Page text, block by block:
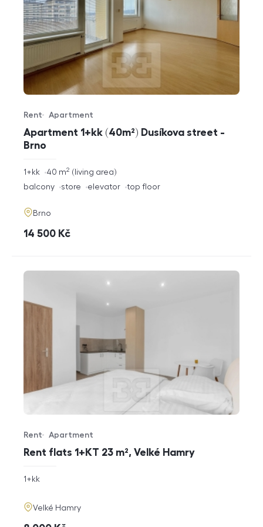
Apartment 1+kk (40m²) Dusíkova street -
Brno
Offer type
Rent
Property type
Apartment
rozměry
1+kk living area
40 m2
funkce
balcony store elevator top floor
adresa
Brno
cena
14 500 Kč
Rent flats 1+KT 23 m², Velké Hamry
Offer type
Rent
Property type
Apartment
rozměry
1+kk
adresa
Velké Hamry